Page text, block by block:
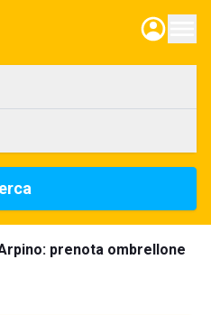
prenota ombrellone